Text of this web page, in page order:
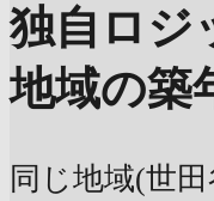
独自ロジ
地域の築
同じ地域(世